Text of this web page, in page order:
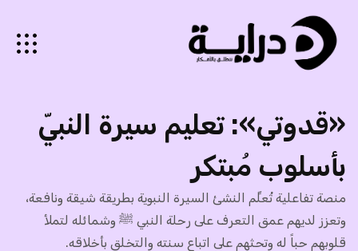
«قدوتي»: تعليم سيرة النبيّ
بأسلوب مُبتكر
منصة تفاعلية تُعلِّم النشئ السيرة النبوية بطريقة شيقة ونافعة،
وتعزز لديهم عمق التعرف على رحلة النبي ﷺ وشمائله لتملأ
قلوبهم حباً له وتحثهم على اتباع سنته والتخلق بأخلاقه.